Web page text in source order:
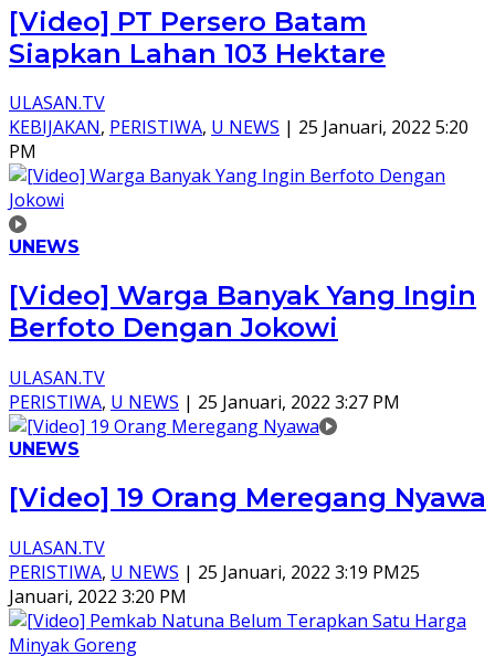
[Video] PT Persero Batam
Siapkan Lahan 103 Hektare
ULASAN.TV
KEBIJAKAN, PERISTIWA, U NEWS | 25 Januari, 2022 5:20
PM
UNEWS
[Video] Warga Banyak Yang Ingin
Berfoto Dengan Jokowi
ULASAN.TV
PERISTIWA, U NEWS | 25 Januari, 2022 3:27 PM
UNEWS
[Video] 19 Orang Meregang Nyawa
ULASAN.TV
PERISTIWA, U NEWS | 25 Januari, 2022 3:19 PM25
Januari, 2022 3:20 PM